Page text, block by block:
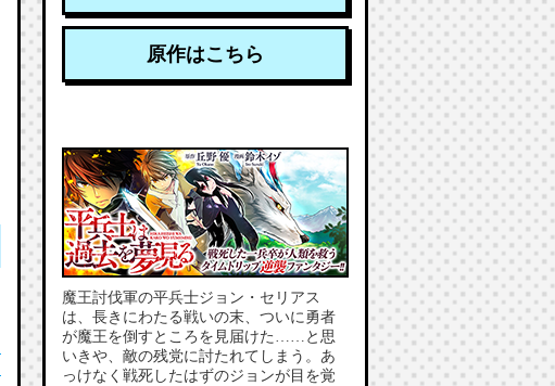
原作はこちら
魔王討伐軍の平兵士ジョン・セリアス
は、長きにわたる戦いの末、ついに勇者
が魔王を倒すところを見届けた……と思
いきや、敵の残党に討たれてしまう。あ
っけなく戦死したはずのジョンが目を覚